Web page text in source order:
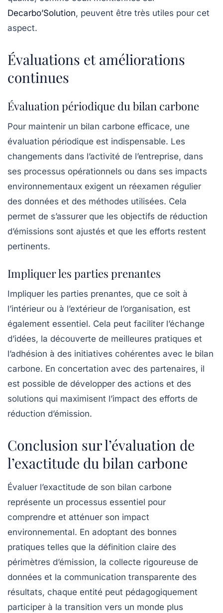
Decarbo’Solution, peuvent être très utiles pour cet
aspect.
Évaluations et améliorations
continues
Évaluation périodique du bilan carbone
Pour maintenir un bilan carbone efficace, une
évaluation périodique est indispensable. Les
changements dans l’activité de l’entreprise, dans
ses processus opérationnels ou dans ses impacts
environnementaux exigent un réexamen régulier
des données et des méthodes utilisées. Cela
permet de s’assurer que les objectifs de réduction
d’émissions sont ajustés et que les efforts restent
pertinents.
Impliquer les parties prenantes
Impliquer les parties prenantes, que ce soit à
l’intérieur ou à l’extérieur de l’organisation, est
également essentiel. Cela peut faciliter l’échange
d’idées, la découverte de meilleures pratiques et
l’adhésion à des initiatives cohérentes avec le bilan
carbone. En concertation avec des partenaires, il
est possible de développer des actions et des
solutions qui maximisent l’impact des efforts de
réduction d’émission.
Conclusion sur l’évaluation de
l’exactitude du bilan carbone
Évaluer l’exactitude de son bilan carbone
représente un processus essentiel pour
comprendre et atténuer son impact
environnemental. En adoptant des bonnes
pratiques telles que la définition claire des
périmètres d’émission, la collecte rigoureuse de
données et la communication transparente des
résultats, chaque entité peut pédagogiquement
participer à la transition vers un monde plus